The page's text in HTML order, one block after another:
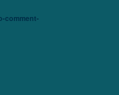
comment-